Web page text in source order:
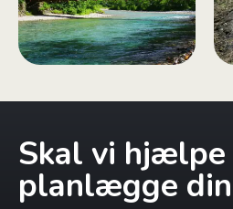
Skal vi hjælpe
planlægge